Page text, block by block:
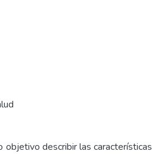
objetivo describir las características